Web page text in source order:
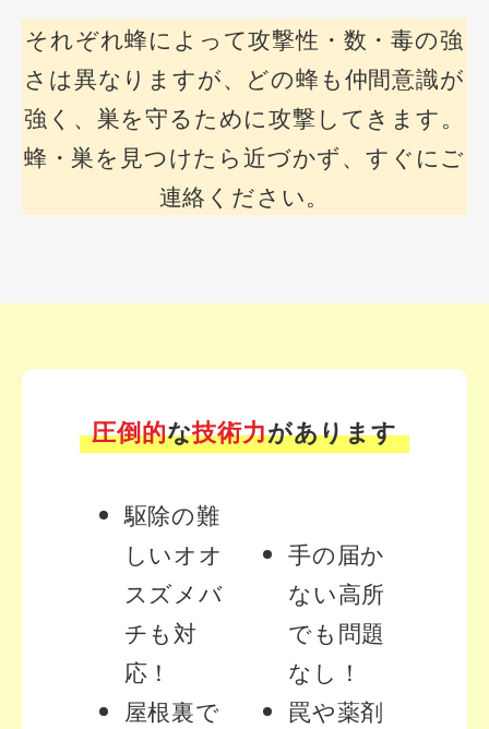
それぞれ蜂によって攻撃性・数・毒の強
さは異なりますが、どの蜂も仲間意識が
強く、巣を守るために攻撃してきます。
蜂・巣を見つけたら近づかず、すぐにご
連絡ください。
圧倒的な技術力があります
駆除の難
しいオオ
スズメバ
チも対
応！
屋根裏で
手の届か
ない高所
でも問題
なし！
罠や薬剤